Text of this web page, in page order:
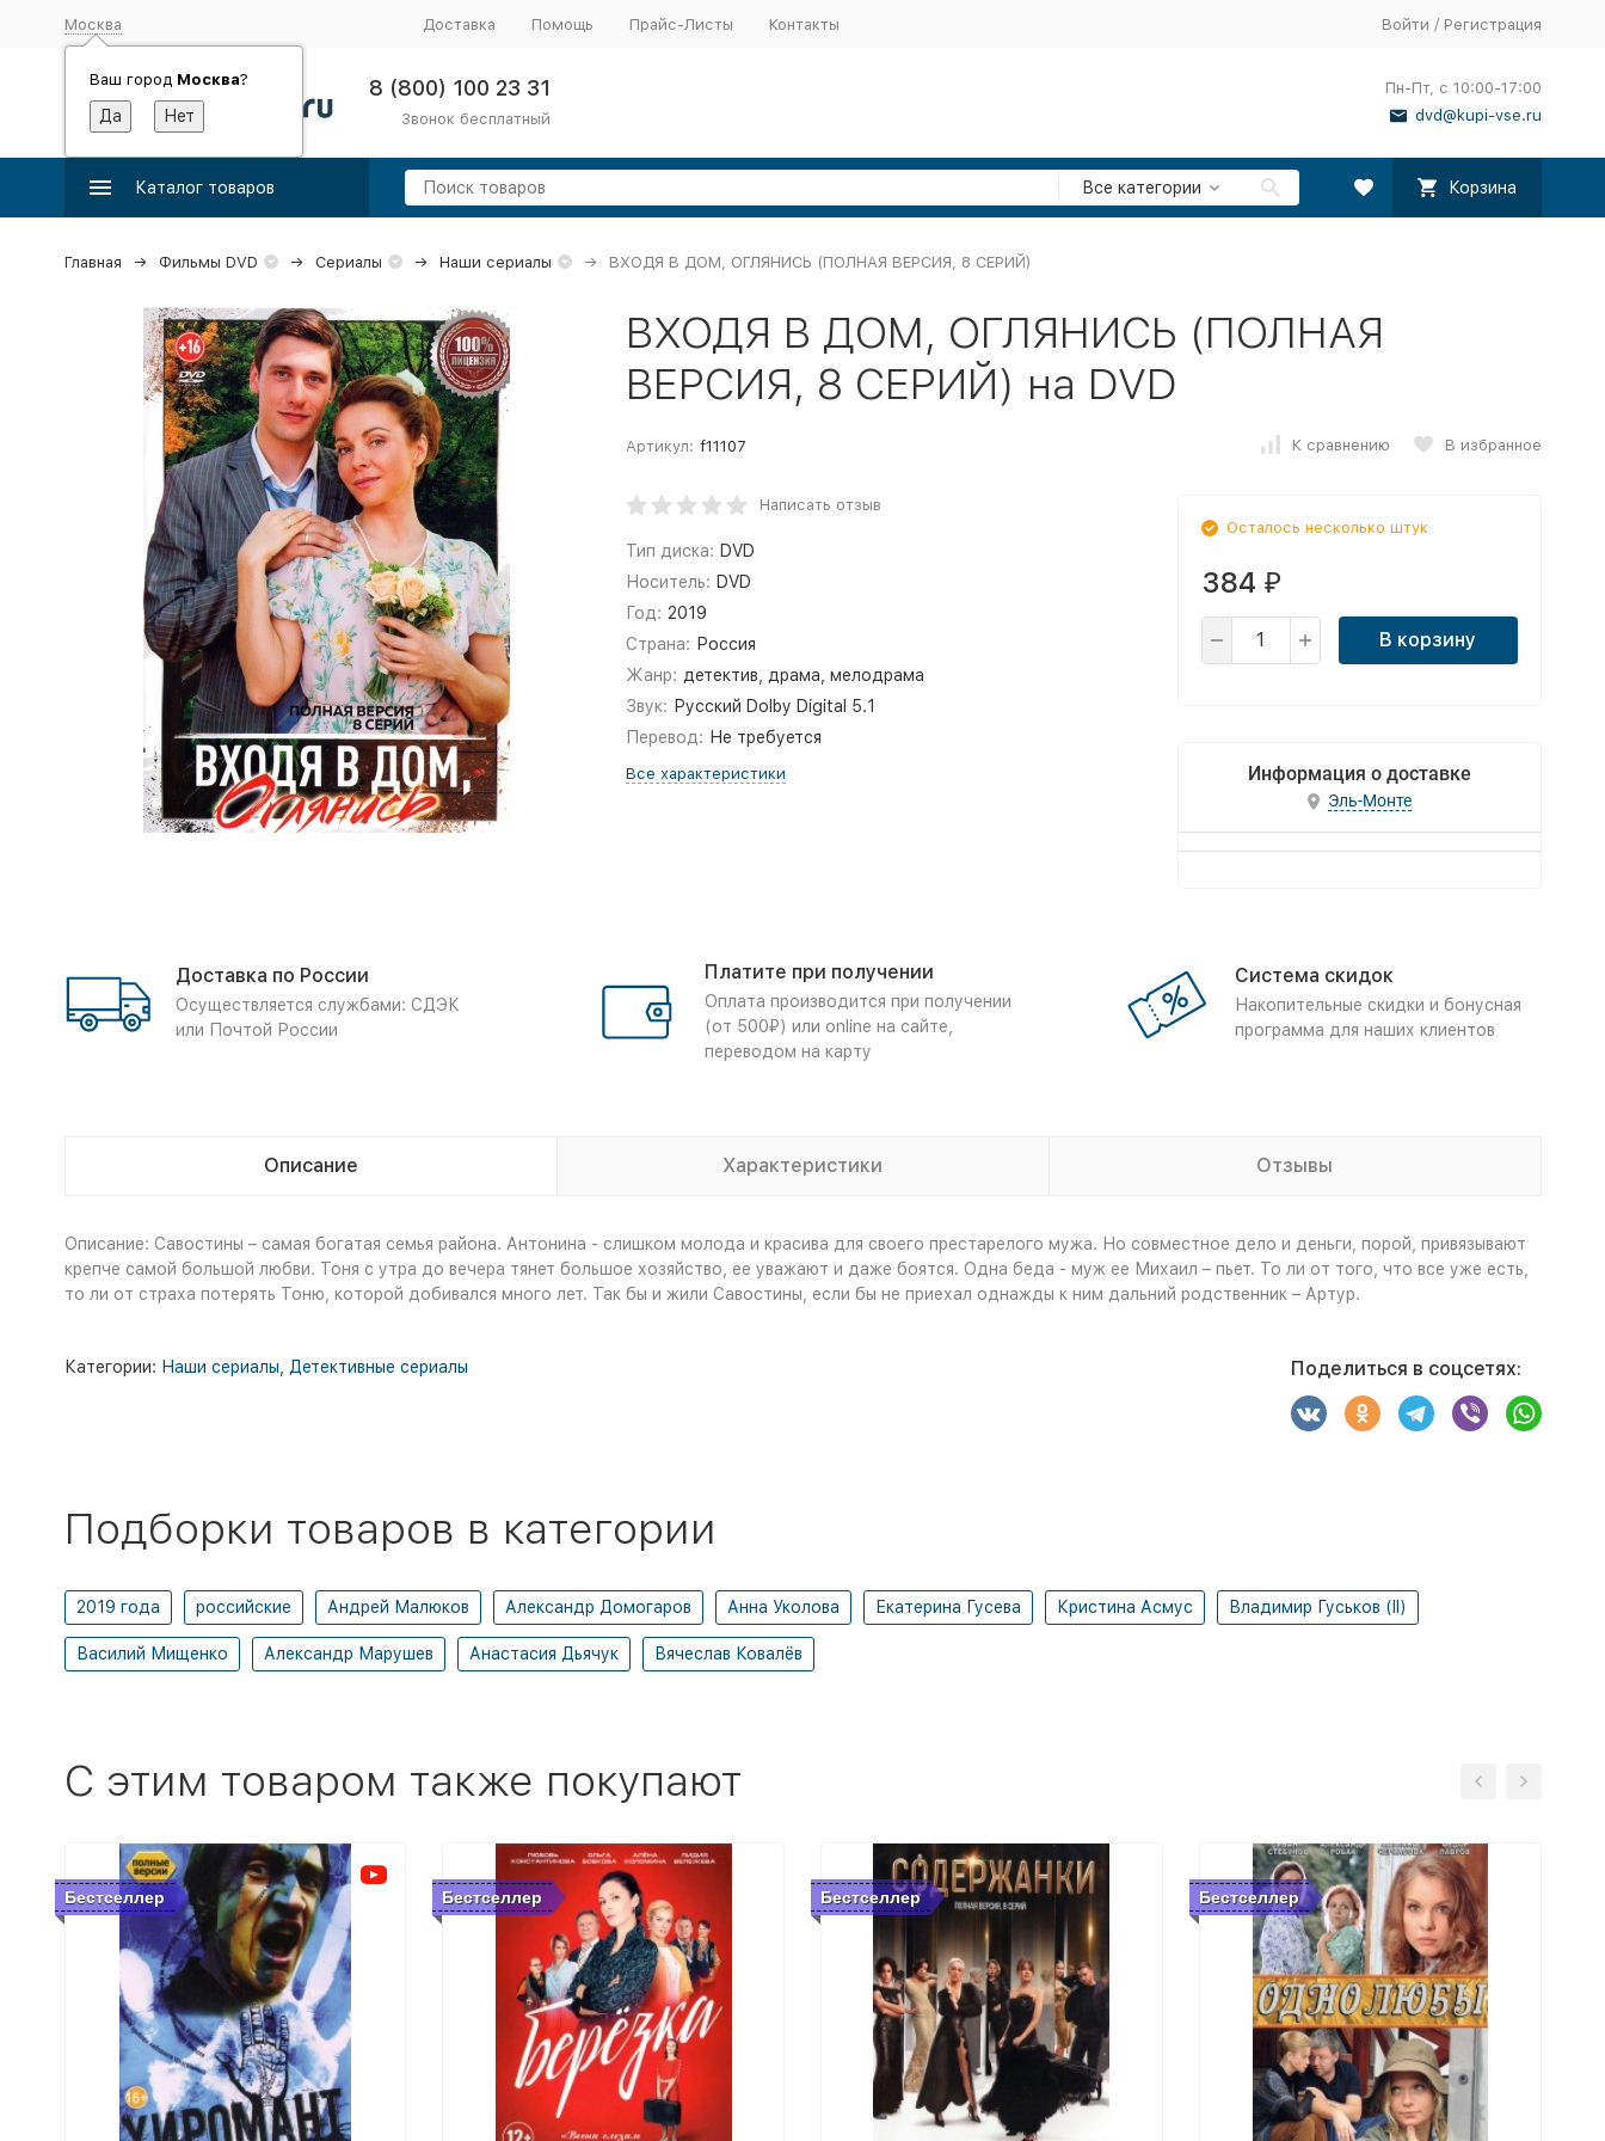
Москва
Ваш город Москва?
Доставка Помощь Прайс-Листы Контакты Войти / Регистрация
8 (800) 100 23 31
Звонок бесплатный
Пн-Пт, с 10:00-17:00
dvd@kupi-vse.ru
Каталог товаров Все категории Корзина
Главная Фильмы DVD Сериалы Наши сериалы ВХОДЯ В ДОМ, ОГЛЯНИСЬ (ПОЛНАЯ ВЕРСИЯ, 8 СЕРИЙ)
ВХОДЯ В ДОМ, ОГЛЯНИСЬ (ПОЛНАЯ
ВЕРСИЯ, 8 СЕРИЙ) на DVD
Артикул: f11107 К сравнению В избранное
Написать отзыв
Тип диска: DVD
Носитель: DVD
Год: 2019
Страна: Россия
Жанр: детектив, драма, мелодрама
Звук: Русский Dolby Digital 5.1
Перевод: Не требуется
Все характеристики
Осталось несколько штук
384 ₽
В корзину
Информация о доставке
Эль-Монте
Доставка по России
Осуществляется службами: СДЭК
или Почтой России
Платите при получении
Оплата производится при получении
(от 500₽) или online на сайте,
переводом на карту
Система скидок
Накопительные скидки и бонусная
программа для наших клиентов
Описание Характеристики Отзывы
Описание: Савостины – самая богатая семья района. Антонина - слишком молода и красива для своего престарелого мужа. Но совместное дело и деньги, порой, привязывают
крепче самой большой любви. Тоня с утра до вечера тянет большое хозяйство, ее уважают и даже боятся. Одна беда - муж ее Михаил – пьет. То ли от того, что все уже есть,
то ли от страха потерять Тоню, которой добивался много лет. Так бы и жили Савостины, если бы не приехал однажды к ним дальний родственник – Артур.
Категории: Наши сериалы Детективные сериалы Поделиться в соцсетях:
Подборки товаров в категории
2019 года российские Андрей Малюков Александр Домогаров Анна Уколова Екатерина Гусева Кристина Асмус Владимир Гуськов (II)
Василий Мищенко Александр Марушев Анастасия Дьячук Вячеслав Ковалёв
C этим товаром также покупают
Бестселлер Бестселлер Бестселлер Бестселлер